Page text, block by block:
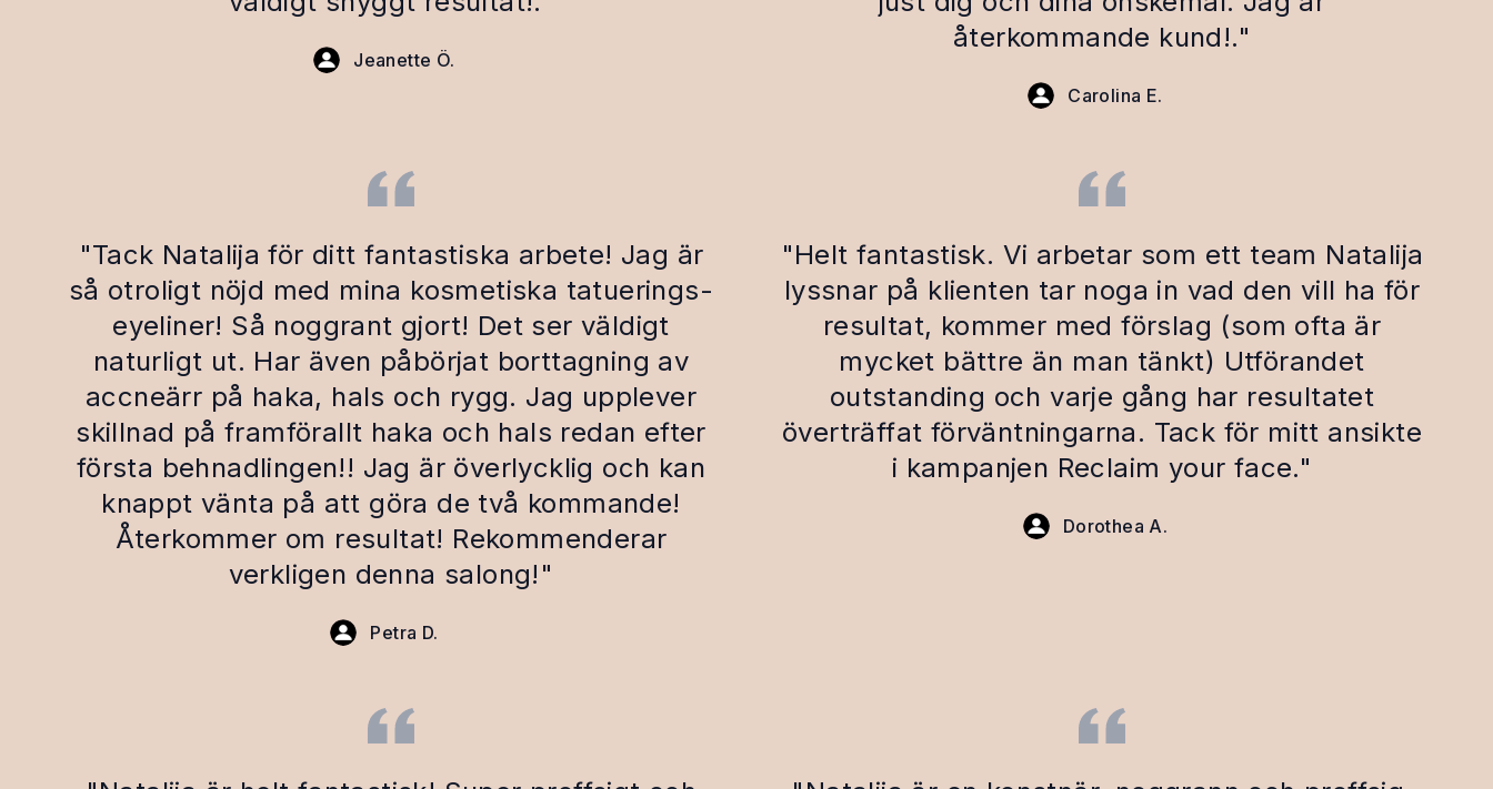
Jeanette Ö.
återkommande kund!."
Carolina E.
"Tack Natalija för ditt fantastiska arbete! Jag är
så otroligt nöjd med mina kosmetiska tatuerings-
eyeliner! Så noggrant gjort! Det ser väldigt
naturligt ut. Har även påbörjat borttagning av
accneärr på haka, hals och rygg. Jag upplever
skillnad på framförallt haka och hals redan efter
första behnadlingen!! Jag är överlycklig och kan
knappt vänta på att göra de två kommande!
Återkommer om resultat! Rekommenderar
verkligen denna salong!"
Petra D.
"Helt fantastisk. Vi arbetar som ett team Natalija
lyssnar på klienten tar noga in vad den vill ha för
resultat, kommer med förslag (som ofta är
mycket bättre än man tänkt) Utförandet
outstanding och varje gång har resultatet
överträffat förväntningarna. Tack för mitt ansikte
i kampanjen Reclaim your face."
Dorothea A.